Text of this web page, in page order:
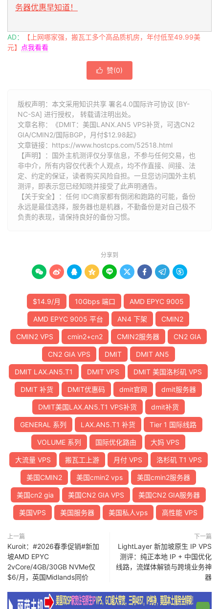
务器优惠早知道！
AD：
【上网哪家强，搬瓦工多个高品质机房，年付低至49.99美
元】 点我看看
 赞(0)
版权声明：本文采用知识共享 署名4.0国际许可协议 [BY-
NC-SA] 进行授权， 转载请注明出处。
文章名称：《DMIT：美国LANX.AN5 VPS补货，可选CN2
GIA/CMIN2/国际BGP，月付$12.98起》
文章链接： https://www.hostcps.com/52518.html
【声明】：国外主机测评仅分享信息，不参与任何交易，也
非中介，所有内容仅代表个人观点，均不作直接、间接、法
定、约定的保证，读者购买风险自担。一旦您访问国外主机
测评，即表示您已经知晓并接受了此声明通告。
【关于安全】：任何 IDC商家都有倒闭和跑路的可能，备份
永远是最佳选择，服务器也是机器，不勤备份是对自己极不
负责的表现，请保持良好的备份习惯。
分享到
        
$14.9/月 10Gbps 端口 AMD EPYC 9005
AMD EPYC 9005 平台 AN4 下架 CMIN2
CMIN2 VPS cmin2+cn2 CMIN2服务器 CN2 GIA
CN2 GIA VPS DMIT DMIT AN5
DMIT LAX.AN5.T1 DMIT VPS DMIT 美国洛杉矶 VPS
DMIT 补货 DMIT优惠码 dmit官网 dmit服务器
DMIT美国LAX.AN5.T1 VPS补货 dmit补货
GENERAL 系列 LAX.AN5.T1 补货 Tier 1 国际线路
VOLUME 系列 国际优化路由 大妈 VPS
大流量 VPS 搬瓦工上游 月付 VPS 洛杉矶 T1 VPS
美国CMIN2 美国cmin2 vps 美国cmin2服务器
美国cn2 gia 美国CN2 GIA VPS 美国CN2 GIA服务器
美国VPS 美国服务器 美国私人vps 高性能 VPS
上一篇
Kuroit：#2026春季促销#新加
坡AMD EPYC
2vCore/4GB/30GB NVMe仅
$6/月，英国Midlands同价
下一篇
LightLayer 新加坡原生 IP VPS
测评：纯正本地 IP + 中国优化
线路，流媒体解锁与跨境业务神
器